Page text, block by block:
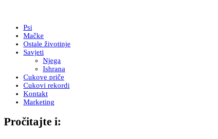
Psi
Mačke
Ostale životinje
Savjeti
Njega
Ishrana
Cukove priče
Cukovi rekordi
Kontakt
Marketing
Pročitajte i: